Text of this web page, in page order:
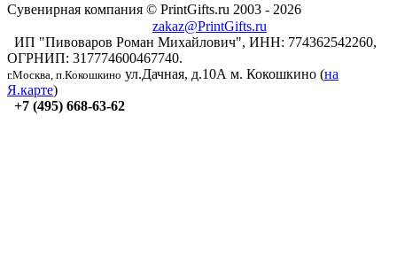
Сувенирная компания © PrintGifts.ru 2003 - 2026
zakaz@PrintGifts.ru
ИП "Пивоваров Роман Михайлович", ИНН: 774362542260,
ОГРНИП: 317774600467740.
г.Москва, п.Кокошкино ул.Дачная, д.10А м. Кокошкино (на
Я.карте)
+7 (495) 668-63-62